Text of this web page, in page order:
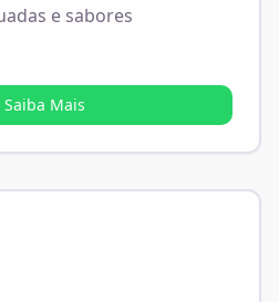
e sabores
Saiba Mais